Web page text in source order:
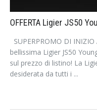
OFFERTA Ligier JS50
SUPERPROMO DI
bellissima Ligier JS50
sul prezzo di listino! La
desiderata da tutti i ...